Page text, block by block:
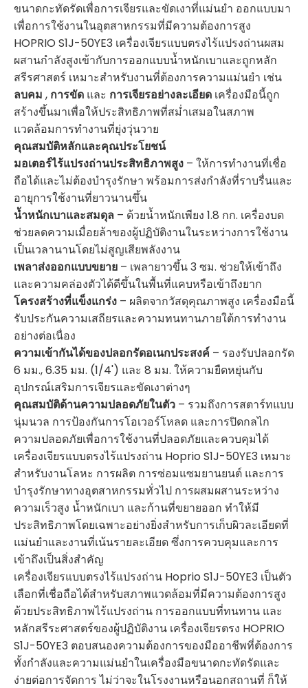
ขนาดกะทัดรัดเพื่อการเจียรและขัดเงาที่แม่นยำ ออกแบบมา
เพื่อการใช้งานในอุตสาหกรรมที่มีความต้องการสูง
HOPRIO S1J-50YE3 เครื่องเจียรแบบตรงไร้แปรงถ่านผสม
ผสานกำลังสูงเข้ากับการออกแบบน้ำหนักเบาและถูกหลัก
สรีรศาสตร์ เหมาะสำหรับงานที่ต้องการความแม่นยำ เช่น
ลบคม , การขัด และ การเจียรอย่างละเอียด เครื่องมือนี้ถูก
สร้างขึ้นมาเพื่อให้ประสิทธิภาพที่สม่ำเสมอในสภาพ
แวดล้อมการทำงานที่ยุ่งวุ่นวาย
คุณสมบัติหลักและคุณประโยชน์
มอเตอร์ไร้แปรงถ่านประสิทธิภาพสูง – ให้การทำงานที่เชื่อ
ถือได้และไม่ต้องบำรุงรักษา พร้อมการส่งกำลังที่ราบรื่นและ
อายุการใช้งานที่ยาวนานขึ้น
น้ำหนักเบาและสมดุล – ด้วยน้ำหนักเพียง 1.8 กก. เครื่องบด
ช่วยลดความเมื่อยล้าของผู้ปฏิบัติงานในระหว่างการใช้งาน
เป็นเวลานานโดยไม่สูญเสียพลังงาน
เพลาส่งออกแบบขยาย – เพลายาวขึ้น 3 ซม. ช่วยให้เข้าถึง
และความคล่องตัวได้ดีขึ้นในพื้นที่แคบหรือเข้าถึงยาก
โครงสร้างที่แข็งแกร่ง – ผลิตจากวัสดุคุณภาพสูง เครื่องมือนี้
รับประกันความเสถียรและความทนทานภายใต้การทำงาน
อย่างต่อเนื่อง
ความเข้ากันได้ของปลอกรัดอเนกประสงค์ – รองรับปลอกรัด
6 มม., 6.35 มม. (1/4') และ 8 มม. ให้ความยืดหยุ่นกับ
อุปกรณ์เสริมการเจียรและขัดเงาต่างๆ
คุณสมบัติด้านความปลอดภัยในตัว – รวมถึงการสตาร์ทแบบ
นุ่มนวล การป้องกันการโอเวอร์โหลด และการปิดกลไก
ความปลอดภัยเพื่อการใช้งานที่ปลอดภัยและควบคุมได้
เครื่องเจียรแบบตรงไร้แปรงถ่าน Hoprio S1J-50YE3 เหมาะ
สำหรับงานโลหะ การผลิต การซ่อมแซมยานยนต์ และการ
บำรุงรักษาทางอุตสาหกรรมทั่วไป การผสมผสานระหว่าง
ความเร็วสูง น้ำหนักเบา และก้านที่ขยายออก ทำให้มี
ประสิทธิภาพโดยเฉพาะอย่างยิ่งสำหรับการเก็บผิวละเอียดที่
แม่นยำและงานที่เน้นรายละเอียด ซึ่งการควบคุมและการ
เข้าถึงเป็นสิ่งสำคัญ
เครื่องเจียรแบบตรงไร้แปรงถ่าน Hoprio S1J-50YE3 เป็นตัว
เลือกที่เชื่อถือได้สำหรับสภาพแวดล้อมที่มีความต้องการสูง
ด้วยประสิทธิภาพไร้แปรงถ่าน การออกแบบที่ทนทาน และ
หลักสรีระศาสตร์ของผู้ปฏิบัติงาน เครื่องเจียรตรง HOPRIO
S1J-50YE3 ตอบสนองความต้องการของมืออาชีพที่ต้องการ
ทั้งกำลังและความแม่นยำในเครื่องมือขนาดกะทัดรัดและ
ง่ายต่อการจัดการ ไม่ว่าจะในโรงงานหรือนอกสถานที่ ก็ให้